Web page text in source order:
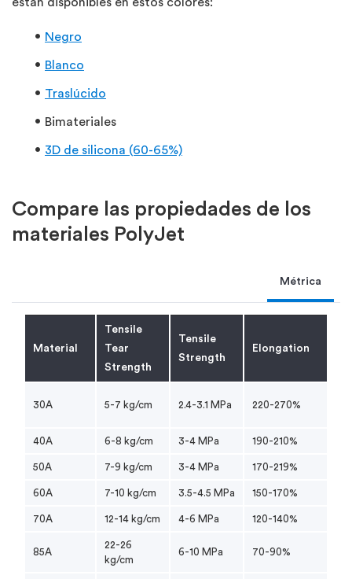
Negro
Blanco
Traslúcido
Bimateriales
3D de silicona (60-65%)
Compare las propiedades de los
materiales PolyJet
Métrica
Material
Tensile
Tear
Strength
Tensile
Strength
Elongation
30A 5-7 kg/cm 2.4-3.1 MPa 220-270%
40A 6-8 kg/cm 3-4 MPa 190-210%
50A 7-9 kg/cm 3-4 MPa 170-219%
60A 7-10 kg/cm 3.5-4.5 MPa 150-170%
70A 12-14 kg/cm 4-6 MPa 120-140%
85A
22-26
kg/cm
6-10 MPa 70-90%